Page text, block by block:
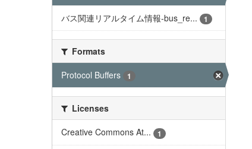
バス関連リアルタイム情報-bus_re... 1
Formats
Protocol Buffers
1
Licenses
Creative Commons At...
1